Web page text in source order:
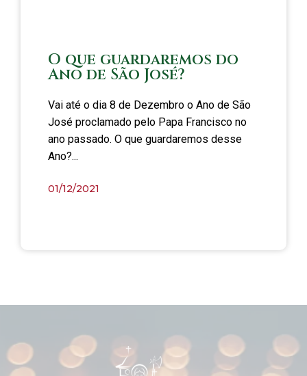
O que guardaremos do
Ano de São José?
Vai até o dia 8 de Dezembro o Ano de São
José proclamado pelo Papa Francisco no
ano passado. O que guardaremos desse
Ano?...
01/12/2021